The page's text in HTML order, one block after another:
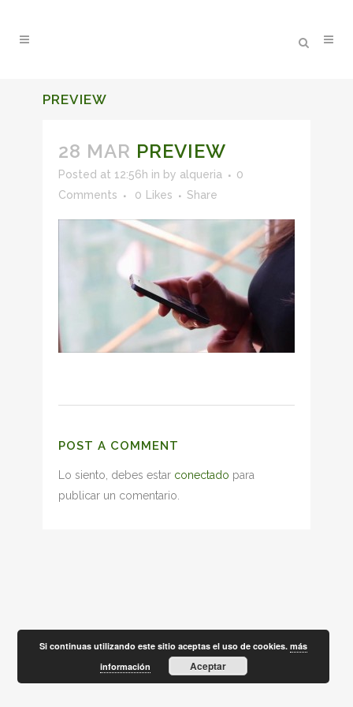
PREVIEW
28 MAR PREVIEW
Posted at 12:56h in by alqueria
0
Comments
0 Likes Share
POST A COMMENT
Lo siento, debes estar conectado para
publicar un comentario.
Si continuas utilizando este sitio aceptas el uso de cookies.más
información
Aceptar